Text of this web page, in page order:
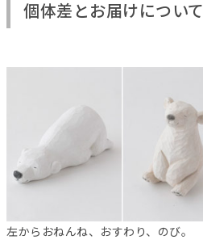
個体差とお届けについて
左からおねんね、おすわり、のび。